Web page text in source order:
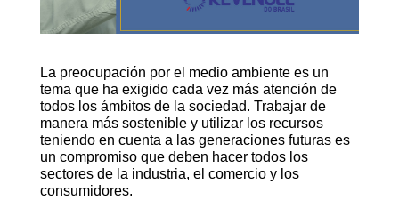
La preocupación por el medio ambiente es un
tema que ha exigido cada vez más atención de
todos los ámbitos de la sociedad. Trabajar de
manera más sostenible y utilizar los recursos
teniendo en cuenta a las generaciones futuras es
un compromiso que deben hacer todos los
sectores de la industria, el comercio y los
consumidores.